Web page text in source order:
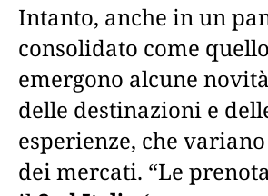
Intanto, anche in un
consolidato come
emergono alcune
delle destinazioni e
esperienze, che
dei mercati. “Le